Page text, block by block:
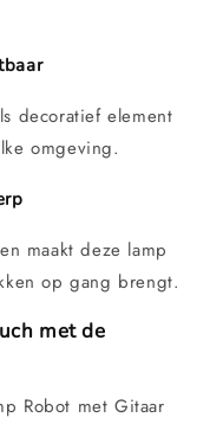
decoratief element
omgeving.
maakt deze lamp
op gang brengt.
met de
Robot met Gitaar